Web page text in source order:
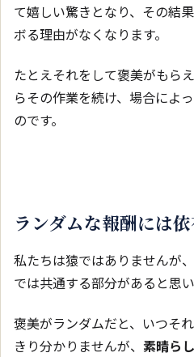
て嬉しい驚きとなり、その結
ボる理由がなくなります。
たとえそれをして褒美がもら
らその作業を続け、場合によ
のです。
ランダムな報酬には
私たちは猿ではありませんが
では共通する部分があると思い
褒美がランダムだと、いつそ
きり分かりませんが、 素晴ら